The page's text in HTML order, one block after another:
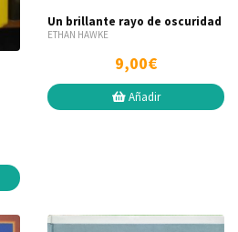
Un brillante rayo de oscuridad
ETHAN HAWKE
9,00€
Añadir